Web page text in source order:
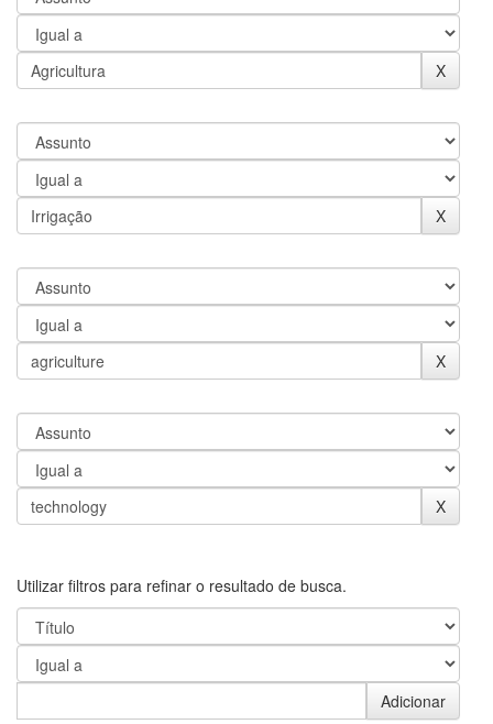
Utilizar filtros para refinar o resultado de busca.